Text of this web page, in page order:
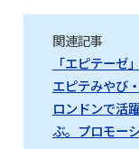
関連記事
「エピテー
エピテみやび
ロンドンで活
ぶ。プロモー